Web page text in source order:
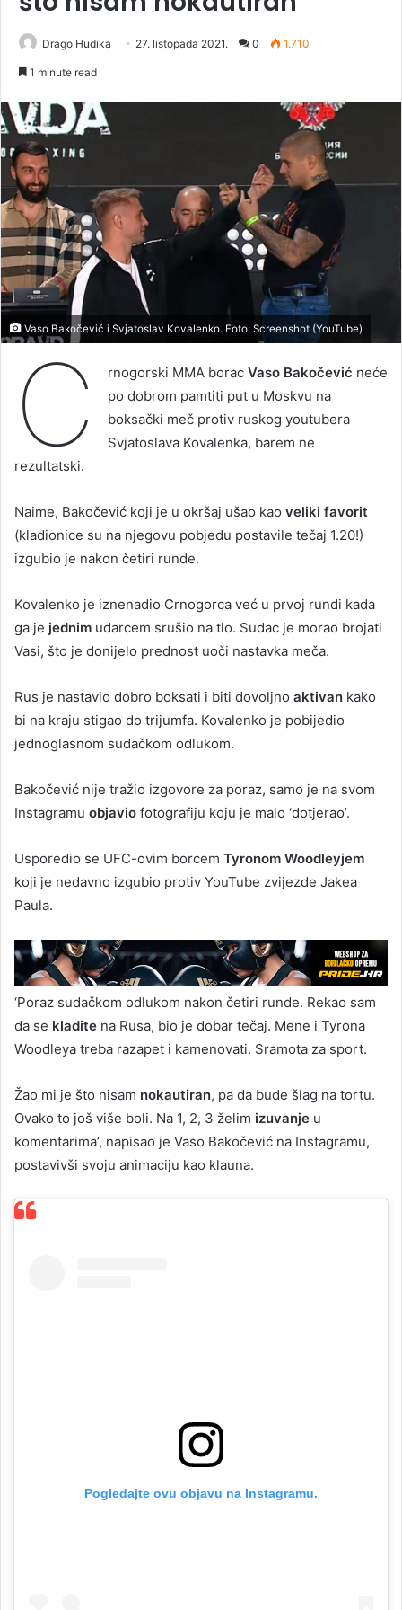
Drago Hudika 27. listopada 2021. 0 1.710
1 minute read
Vaso Bakočević i Svjatoslav Kovalenko. Foto: Screenshot (YouTube)
C rnogorski MMA borac Vaso Bakočević neće
po dobrom pamtiti put u Moskvu na
boksački meč protiv ruskog youtubera
Svjatoslava Kovalenka, barem ne
rezultatski.
Naime, Bakočević koji je u okršaj ušao kao veliki favorit
(kladionice su na njegovu pobjedu postavile tečaj 1.20!)
izgubio je nakon četiri runde.
Kovalenko je iznenadio Crnogorca već u prvoj rundi kada
ga je jednim udarcem srušio na tlo. Sudac je morao brojati
Vasi, što je donijelo prednost uoči nastavka meča.
Rus je nastavio dobro boksati i biti dovoljno aktivan kako
bi na kraju stigao do trijumfa. Kovalenko je pobijedio
jednoglasnom sudačkom odlukom.
Bakočević nije tražio izgovore za poraz, samo je na svom
Instagramu objavio fotografiju koju je malo ‘dotjerao’.
Usporedio se UFC-ovim borcem Tyronom Woodleyjem
koji je nedavno izgubio protiv YouTube zvijezde Jakea
Paula.
‘Poraz sudačkom odlukom nakon četiri runde. Rekao sam
da se kladite na Rusa, bio je dobar tečaj. Mene i Tyrona
Woodleya treba razapet i kamenovati. Sramota za sport.
Žao mi je što nisam nokautiran, pa da bude šlag na tortu.
Ovako to još više boli. Na 1, 2, 3 želim izuvanje u
komentarima’, napisao je Vaso Bakočević na Instagramu,
postavivši svoju animaciju kao klauna.
Pogledajte ovu objavu na Instagramu.